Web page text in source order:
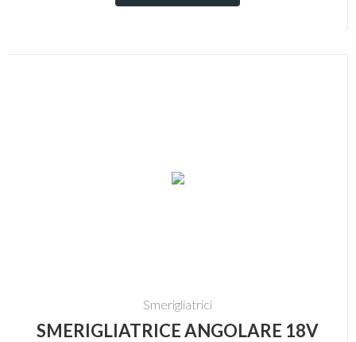
Smerigliatrici
SMERIGLIATRICE ANGOLARE 18V